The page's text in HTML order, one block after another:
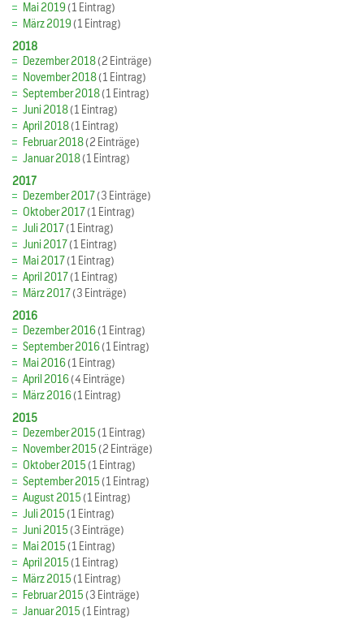
Mai 2019(1 Eintrag)
März 2019(1 Eintrag)
2018
Dezember 2018(2 Einträge)
November 2018(1 Eintrag)
September 2018(1 Eintrag)
Juni 2018(1 Eintrag)
April 2018(1 Eintrag)
Februar 2018(2 Einträge)
Januar 2018(1 Eintrag)
2017
Dezember 2017(3 Einträge)
Oktober 2017(1 Eintrag)
Juli 2017(1 Eintrag)
Juni 2017(1 Eintrag)
Mai 2017(1 Eintrag)
April 2017(1 Eintrag)
März 2017(3 Einträge)
2016
Dezember 2016(1 Eintrag)
September 2016(1 Eintrag)
Mai 2016(1 Eintrag)
April 2016(4 Einträge)
März 2016(1 Eintrag)
2015
Dezember 2015(1 Eintrag)
November 2015(2 Einträge)
Oktober 2015(1 Eintrag)
September 2015(1 Eintrag)
August 2015(1 Eintrag)
Juli 2015(1 Eintrag)
Juni 2015(3 Einträge)
Mai 2015(1 Eintrag)
April 2015(1 Eintrag)
März 2015(1 Eintrag)
Februar 2015(3 Einträge)
Januar 2015(1 Eintrag)